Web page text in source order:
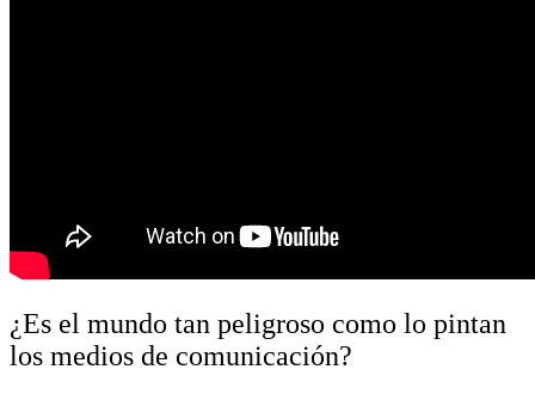
¿Es el mundo tan peligroso como lo pintan
los medios de comunicación?